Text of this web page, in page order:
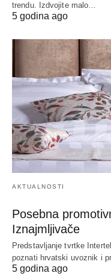
trendu. Izdvojite malo…
5 godina ago
AKTUALNOSTI
Posebna
Iznajmljivače
Predstavljanje tvrtke
poznati hrvatski uvoznik i
5 godina ago